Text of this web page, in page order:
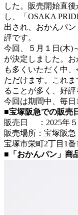
した。販売開始直
し、「OSAKA
出され、おかんパ
評です。
今回、５月１日(木)
が決定しました。
も多くいただく中
ただけます。これ
ることが多く、好評
今回は期間中、毎日
■宝塚阪急での販売
販売日 ：2025年
販売場所：宝塚阪
宝塚市栄町2丁目1番
■「おかんパン」商